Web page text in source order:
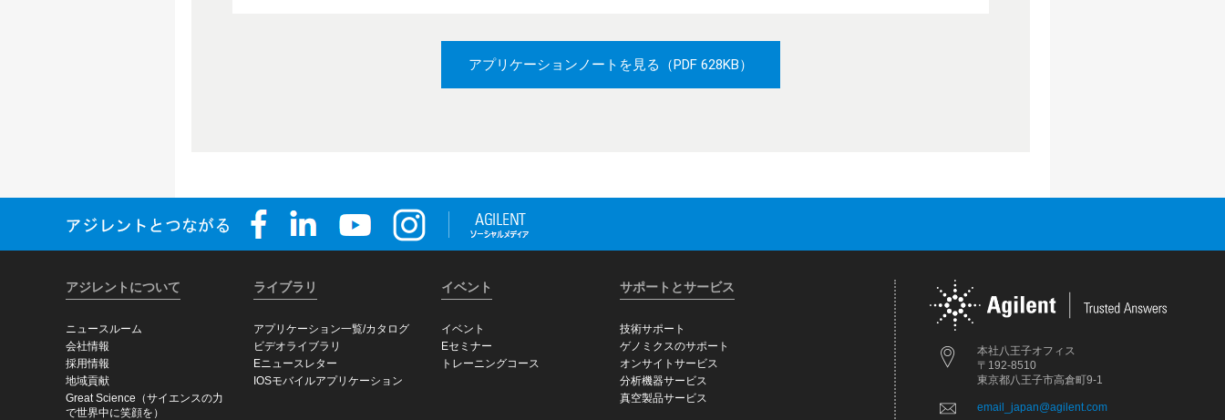
アプリケーションノートを見る （PDF 628KB）
本社八王子オフィス
〒192-8510
東京都八王子市高倉町9-1
email_japan@agilent.com
アジレントについて
ニュースルーム
会社情報
採用情報
地域貢献
Great Science（サイエンスの力
で世界中に笑顔を）
ライブラリ
アプリケーション一覧/カタログ
ビデオライブラリ
Eニュースレター
IOSモバイルアプリケーション
イベント
イベント
Eセミナー
トレーニングコース
サポートとサービス
技術サポート
ゲノミクスのサポート
オンサイトサービス
分析機器サービス
真空製品サービス